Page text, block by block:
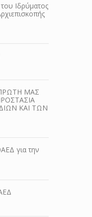
Ιδρύματος
ΜΑΣ
ΚΑΙ ΤΩΝ
για την